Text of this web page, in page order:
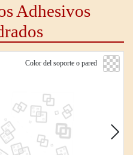
Adhesivos
Color del soporte o pared